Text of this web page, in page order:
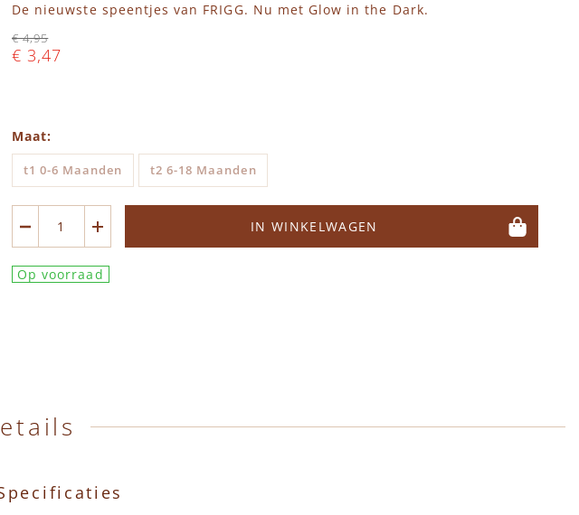
De nieuwste speentjes van FRIGG. Nu met Glow in the Dark.
€ 3,47
€ 4,95
Maat
t1 0-6 Maanden t2 6-18 Maanden
IN WINKELWAGEN
Op voorraad